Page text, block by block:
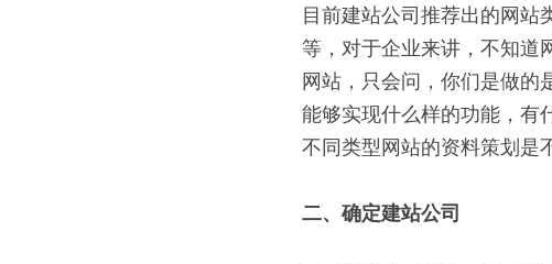
目前建站公司推荐出的网站
等，对于企业来讲，不知道
网站，只会问，你们是做的
能够实现什么样的功能，有
不同类型网站的资料策划是
二、确定建站公司